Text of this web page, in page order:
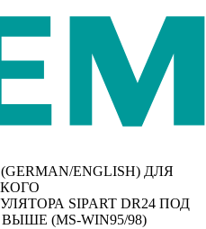
ENGLISH) ДЛЯ
SIPART DR24 ПОД
(MS-WIN95/98)